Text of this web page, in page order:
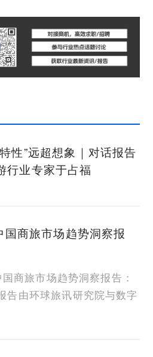
性”远超想象｜对话报告
行业专家于占福
商旅市场趋势洞察报
商旅市场趋势洞察报告：
由环球旅讯研究院与数字